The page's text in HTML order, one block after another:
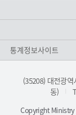
통계정보사이트
(35208) 대전광
동)
Copyright